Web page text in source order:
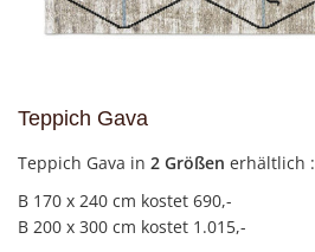
Teppich Gava
Teppich Gava in 2 Größen erhältlich :
B 170 x 240 cm kostet 690,-
B 200 x 300 cm kostet 1.015,-